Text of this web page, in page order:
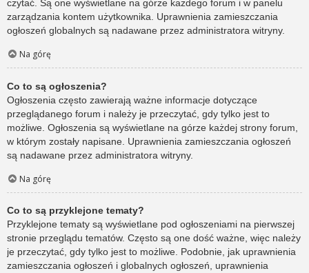
czytać. Są one wyświetlane na górze każdego forum i w panelu
zarządzania kontem użytkownika. Uprawnienia zamieszczania
ogłoszeń globalnych są nadawane przez administratora witryny.
Na górę
Co to są ogłoszenia?
Ogłoszenia często zawierają ważne informacje dotyczące
przeglądanego forum i należy je przeczytać, gdy tylko jest to
możliwe. Ogłoszenia są wyświetlane na górze każdej strony forum,
w którym zostały napisane. Uprawnienia zamieszczania ogłoszeń
są nadawane przez administratora witryny.
Na górę
Co to są przyklejone tematy?
Przyklejone tematy są wyświetlane pod ogłoszeniami na pierwszej
stronie przeglądu tematów. Często są one dość ważne, więc należy
je przeczytać, gdy tylko jest to możliwe. Podobnie, jak uprawnienia
zamieszczania ogłoszeń i globalnych ogłoszeń, uprawnienia